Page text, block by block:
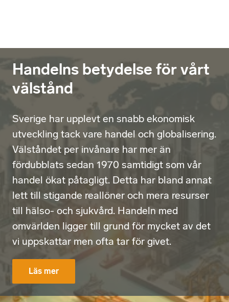
Handelns betydelse för vårt
välstånd
Sverige har upplevt en snabb ekonomisk
utveckling tack vare handel och globalisering.
Välståndet per invånare har mer än
fördubblats sedan 1970 samtidigt som vår
handel ökat påtagligt. Detta har bland annat
lett till stigande reallöner och mera resurser
till hälso- och sjukvård. Handeln med
omvärlden ligger till grund för mycket av det
vi uppskattar men ofta tar för givet.
Läs mer